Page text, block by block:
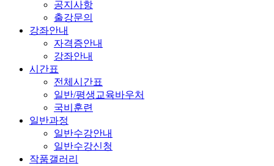
공지사항
출강문의
강좌안내
자격증안내
강좌안내
시간표
전체시간표
일반/평생교육바우처
국비훈련
일반과정
일반수강안내
일반수강신청
작품갤러리